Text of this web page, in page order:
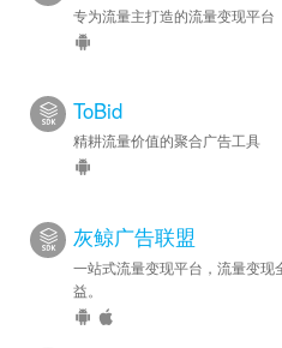
专为流量主打造的流量变现平台
ToBid
精耕流量价值的聚合广告工具
灰鲸广告联盟
一站式流量变现平台，流量变
益。